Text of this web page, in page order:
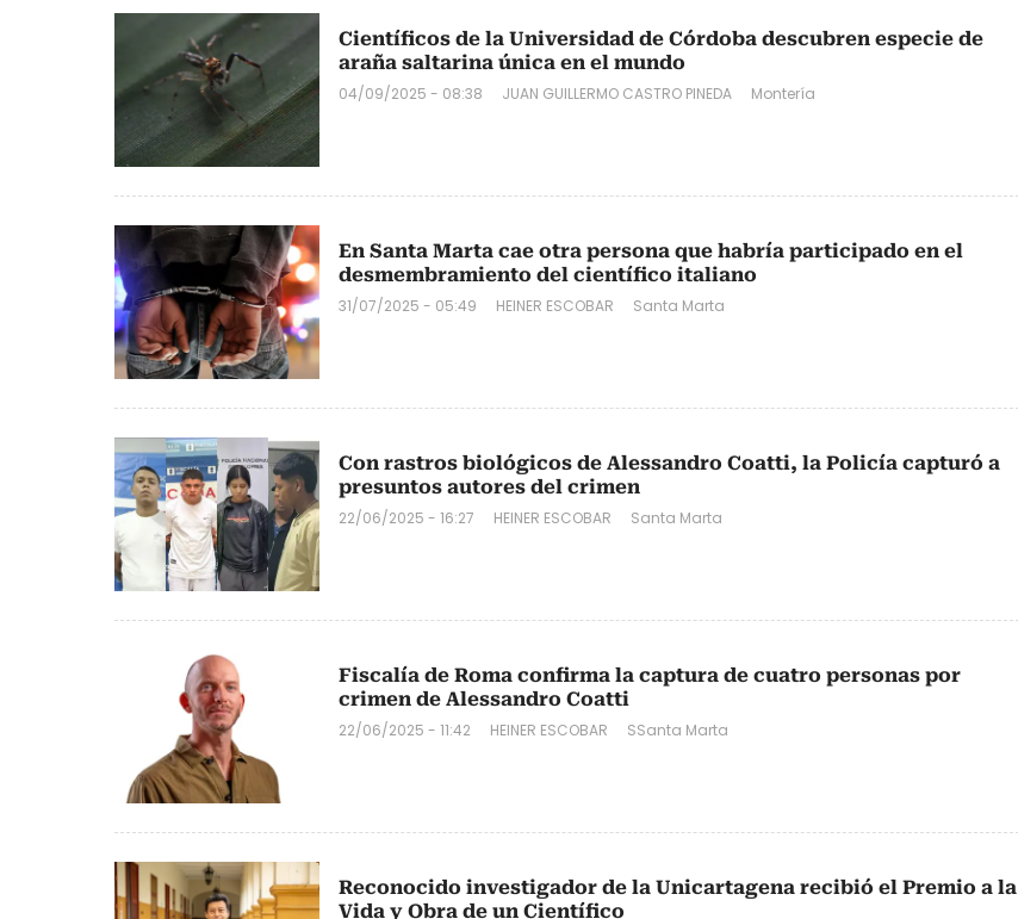
Científicos de la Universidad de Córdoba descubren especie de
araña saltarina única en el mundo
04/09/2025 - 08:38 JUAN GUILLERMO CASTRO PINEDA Montería
En Santa Marta cae otra persona que habría participado en el
desmembramiento del científico italiano
31/07/2025 - 05:49 HEINER ESCOBAR Santa Marta
Con rastros biológicos de Alessandro Coatti, la Policía capturó a
presuntos autores del crimen
22/06/2025 - 16:27 HEINER ESCOBAR Santa Marta
Fiscalía de Roma confirma la captura de cuatro personas por
crimen de Alessandro Coatti
22/06/2025 - 11:42 HEINER ESCOBAR SSanta Marta
Reconocido investigador de la Unicartagena recibió el Premio a la
Vida y Obra de un Científico